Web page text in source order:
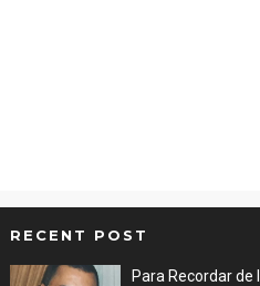
RECENT POST
Para Recordar de